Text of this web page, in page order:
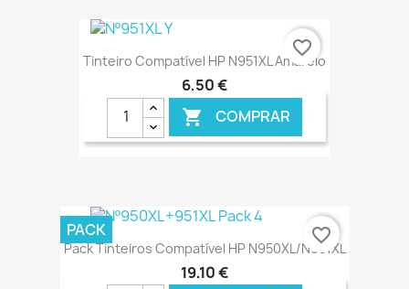
€ ONLINE
Tinteiro Compatível HP N951XL Amarelo
6,50 €
 COMPRAR
€ ONLINE
favorite_border
Pack Tinteiros Compatível HP N950XL/N951XL
19,10 €
PACK favorite_border